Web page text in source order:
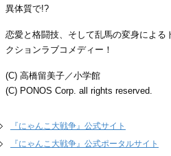
異体質で!?
恋愛と格闘技、そして乱馬の変身による
クションラブコメディー！
(C) 高橋留美子／小学館
(C) PONOS Corp. all rights reserved.
『にゃんこ大戦争』公式サイト
『にゃんこ大戦争』公式ポータルサイト